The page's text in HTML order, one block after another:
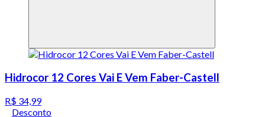
Hidrocor 12 Cores Vai E Vem Faber-Castell
R$ 34,99
Desconto